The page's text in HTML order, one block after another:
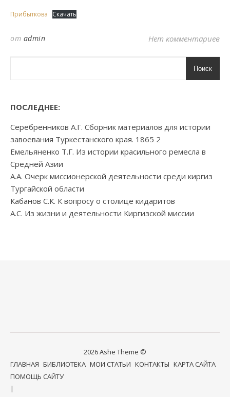
Прибыткова Скачать
от admin Нет комментариев
Поиск
ПОСЛЕДНЕЕ:
Серебренников А.Г. Сборник материалов для истории
завоевания Туркестанского края. 1865 2
Емельяненко Т.Г. Из истории красильного ремесла в
Средней Азии
А.А. Очерк миссионерской деятельности среди киргиз
Тургайской области
Кабанов С.К. К вопросу о столице кидаритов
А.С. Из жизни и деятельности Киргизской миссии
2026 Ashe Theme ©
ГЛАВНАЯ БИБЛИОТЕКА МОИ СТАТЬИ КОНТАКТЫ КАРТА САЙТА
ПОМОЩЬ САЙТУ